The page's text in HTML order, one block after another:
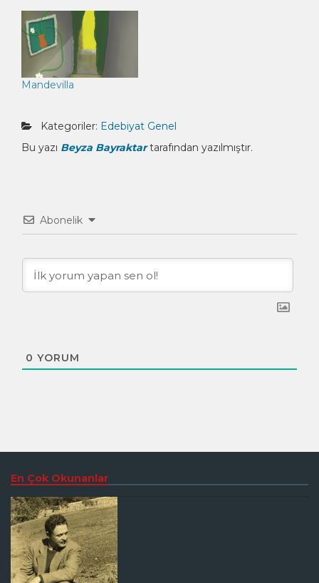
Mandevilla
Kategoriler: Edebiyat Genel
Bu yazı Beyza Bayraktartarafından yazılmıştır.
Abonelik
0 YORUM
En Çok Okunanlar